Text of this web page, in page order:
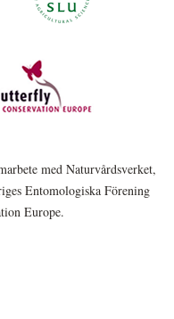
med Naturvårdsverket,
Entomologiska Förening
Europe.